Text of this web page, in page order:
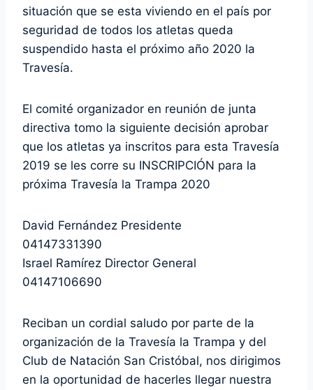
situación que se esta viviendo en el país por
seguridad de todos los atletas queda
suspendido hasta el próximo año 2020 la
Travesía.
El comité organizador en reunión de junta
directiva tomo la siguiente decisión aprobar
que los atletas ya inscritos para esta Travesía
2019 se les corre su INSCRIPCIÓN para la
próxima Travesía la Trampa 2020
David Fernández Presidente
04147331390
Israel Ramírez Director General
04147106690
Reciban un cordial saludo por parte de la
organización de la Travesía la Trampa y del
Club de Natación San Cristóbal, nos dirigimos
en la oportunidad de hacerles llegar nuestra